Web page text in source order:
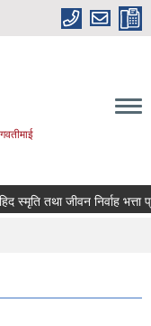
तथा जीवन निर्वाह भत्ता